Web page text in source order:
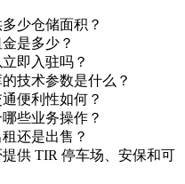
多少仓储面积？
金是多少？
立即入驻吗？
的技术参数是什么？
通便利性如何？
哪些业务操作？
租还是出售？
提供 TIR 停车场、安保和可